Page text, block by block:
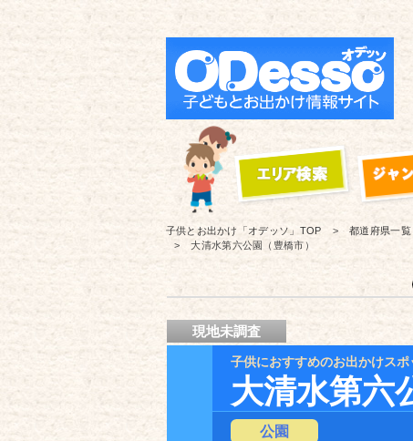
子供とお出かけ「オデッソ」 TOP 都道府県一覧
大清水第六公園（豊橋市）
現地未調査
子供におすすめのお出かけスポ
大清水第六
公園